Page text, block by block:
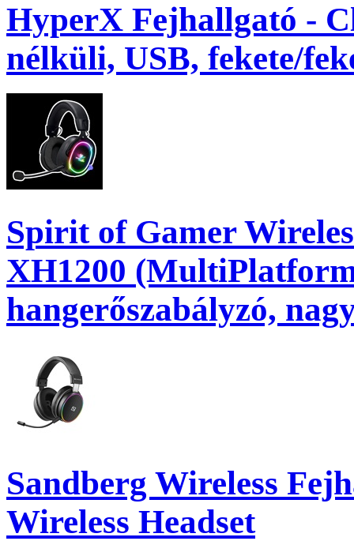
HyperX Fejhallgató -
nélküli, USB, fekete/
Spirit of Gamer
XH1200
hangerőszabályzó,
Sandberg Wireless
Wireless Headset